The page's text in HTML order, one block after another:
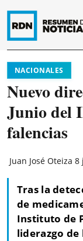
NACIONALES
Nuevo
Junio del
falencias
Juan José Oteiza 8
Tras la
de
Instituto de
liderazgo